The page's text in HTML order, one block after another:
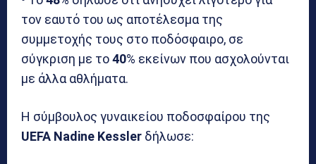
τον εαυτό του ως αποτέλεσμα της
συμμετοχής τους στο ποδόσφαιρο, σε
σύγκριση με το40% εκείνων που ασχολούνται
με άλλα αθλήματα.
Η σύμβουλος γυναικείου ποδοσφαίρου της
UEFA Nadine Kessler δήλωσε: